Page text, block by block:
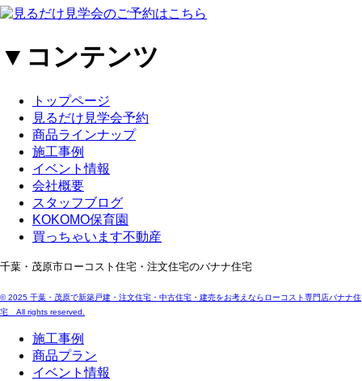
▼コンテンツ
トップページ
見るだけ見学会予約
商品ラインナップ
施工事例
イベント情報
会社概要
スタッフブログ
KOKOMO保育園
買っちゃいます不動産
千葉・茂原市ローコスト住宅・注文住宅のバナナ住宅
© 2025 千葉・茂原で新築戸建・注文住宅・中古住宅・建売をお考えならローコスト専門店バナナ住
宅 All rights reserved.
施工事例
商品プラン
イベント情報